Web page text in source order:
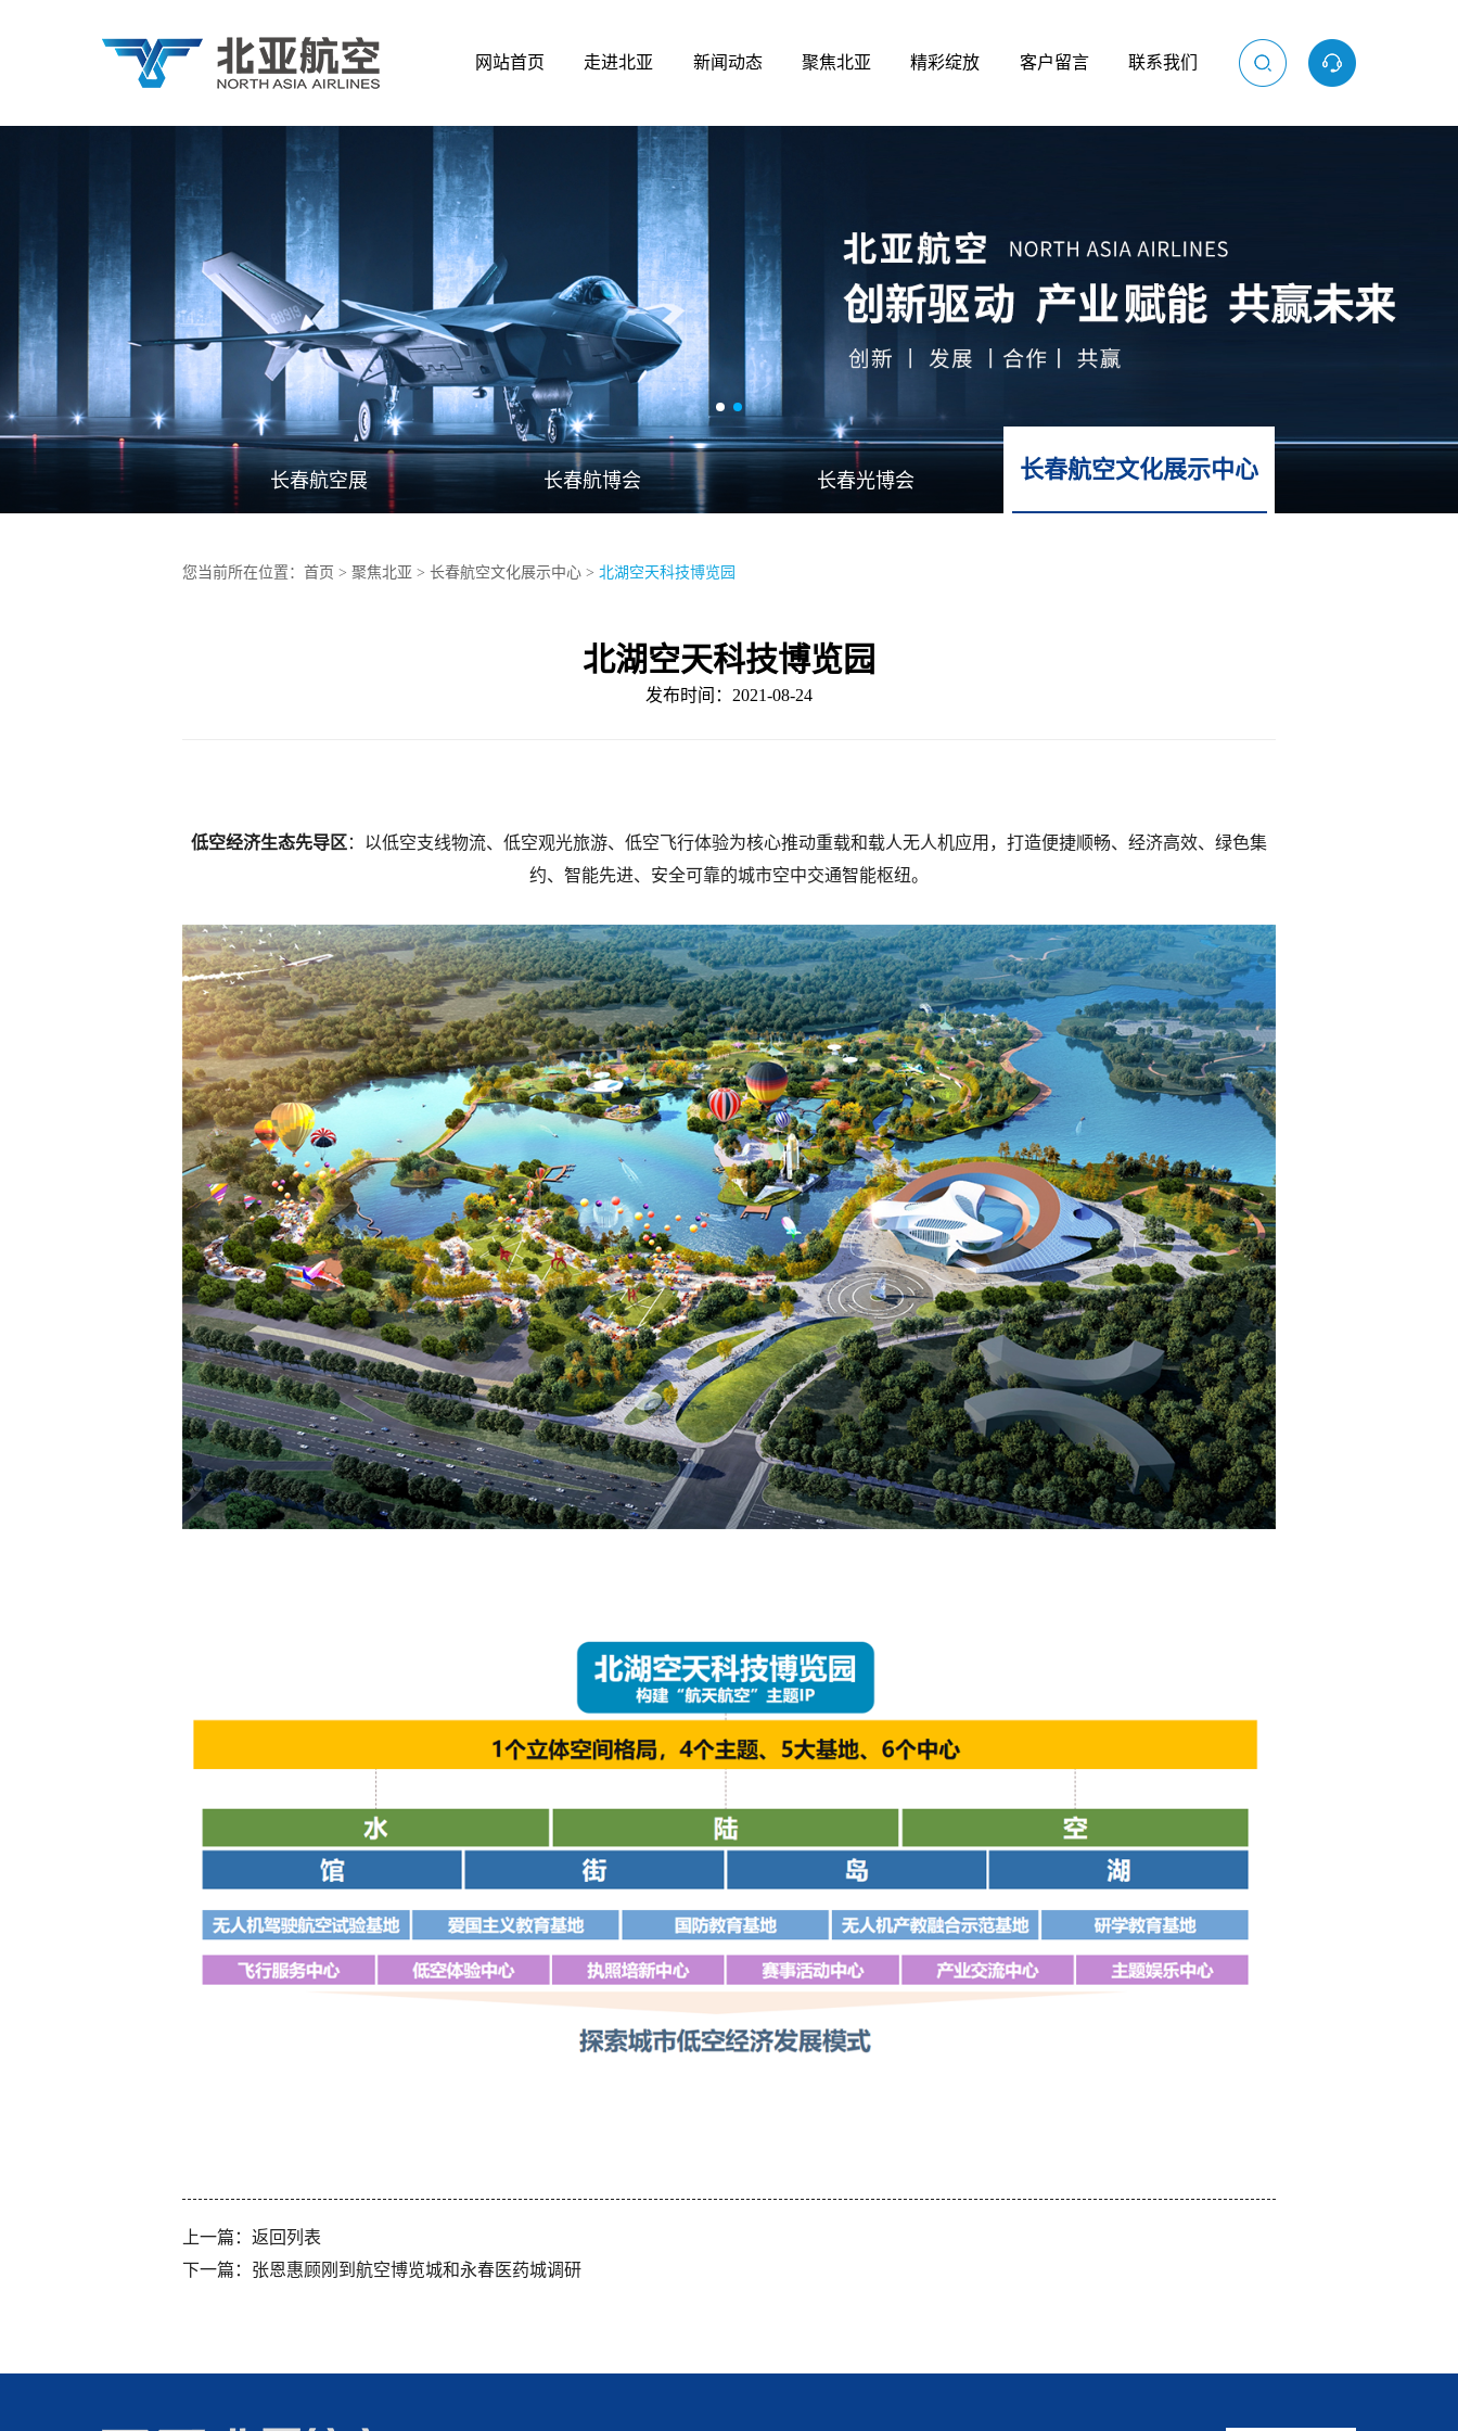
网站首页 走进北亚 新闻动态 聚焦北亚 精彩绽放 客户留言 联系我们
长春航空展 长春航博会 长春光博会 长春航空文化展示中心
您当前所在位置： 首页 > 聚焦北亚 > 长春航空文化展示中心 > 北湖空天科技博览园
北湖空天科技博览园
发布时间：2021-08-24
低空经济生态先导区 ：以低空支线物流、低空观光旅游、低空飞行体验为核心推动重载和载人无人机应用，打造便捷顺畅、经济高效、绿色集
约、智能先进、安全可靠的城市空中交通智能枢纽。
上一篇： 返回列表
下一篇： 张恩惠顾刚到航空博览城和永春医药城调研